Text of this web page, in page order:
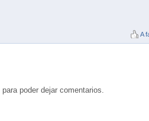
A
para poder dejar comentarios.